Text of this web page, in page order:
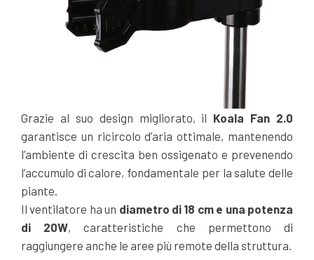
Grazie al suo design migliorato, il Koala Fan 2.0
garantisce un ricircolo d’aria ottimale, mantenendo
l’ambiente di crescita ben ossigenato e prevenendo
l’accumulo di calore, fondamentale per la salute delle
piante.
Il ventilatore ha un diametro di 18 cm e una potenza
di 20W, caratteristiche che permettono di
raggiungere anche le aree più remote della struttura.